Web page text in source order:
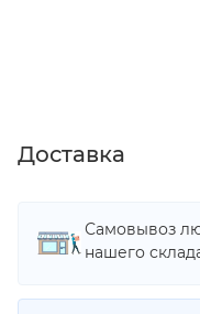
Доставка
Самовывоз
нашего